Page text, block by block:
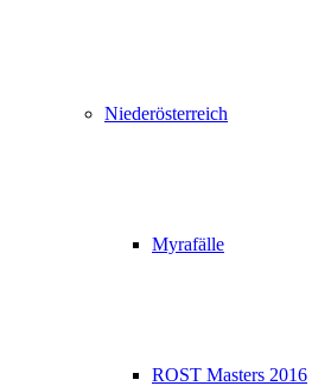
Niederösterreich
Myrafälle
ROST Masters 2016